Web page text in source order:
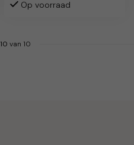
Op voorraad
10 van 10